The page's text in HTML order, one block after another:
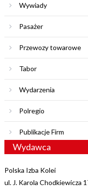
Wywiady
Pasażer
Przewozy towarowe
Tabor
Wydarzenia
Polregio
Publikacje Firm
Wydawca
Polska Izba Kolei
ul. J. Karola Chodkiewicza